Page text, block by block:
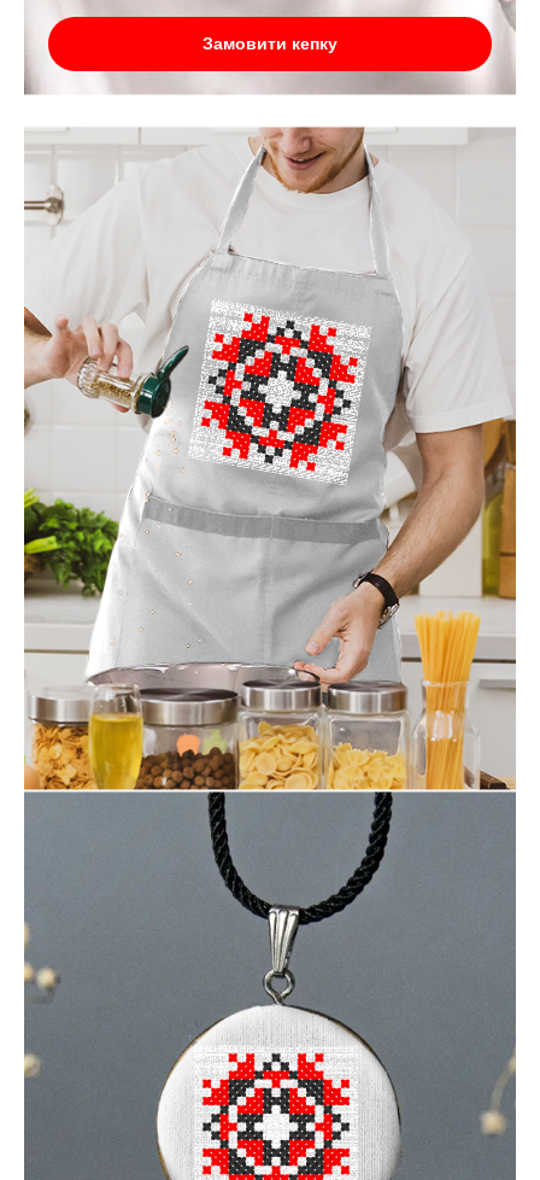
Замовити кепку